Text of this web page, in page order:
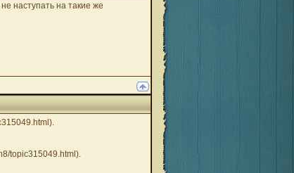
наступать на такие же
topic315049.html).